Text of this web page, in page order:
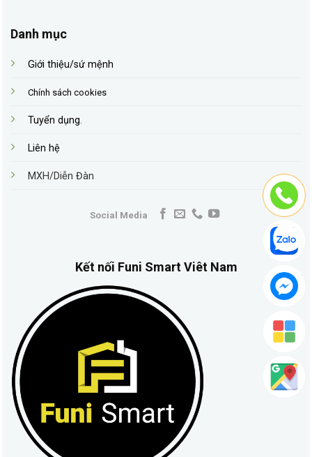
Danh mục
Giới thiệu/sứ mệnh
Chính sách cookies
Tuyển dụng.
Liên hệ
MXH/Diễn Đàn
Social Media
Kết nối Funi Smart Viêt Nam